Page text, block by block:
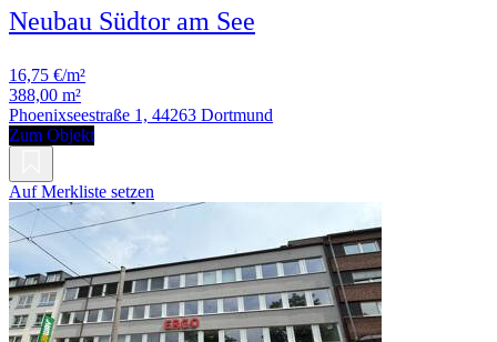
Neubau Südtor am See
16,75 €/m²
388,00 m²
Phoenixseestraße 1, 44263 Dortmund
Zum Objekt
Auf Merkliste setzen